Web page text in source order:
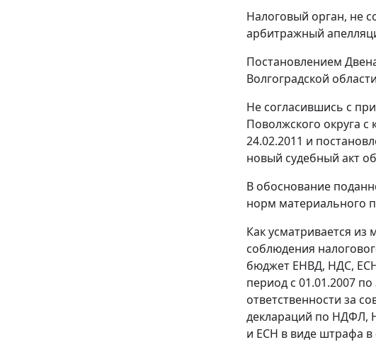
Налоговый орган, не
арбитражный
Постановлением
Волгоградской
Не согласившись с
Поволжского округа
24.02.2011 и
новый судебный акт
В обоснование
норм материального
Как усматривается
соблюдения
бюджет ЕНВД, НДС,
период с 01.01.2007
ответственности за
деклараций по НДФЛ,
и ЕСН в виде штрафа